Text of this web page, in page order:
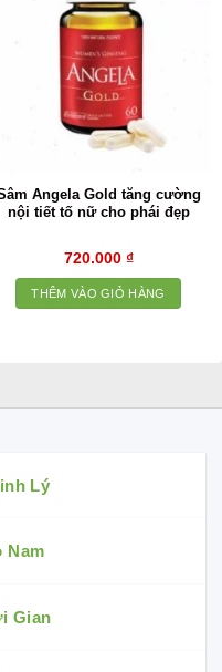
Angela Gold tăng cường
nội tiết tố nữ cho phái đẹp
720.000 ₫
THÊM VÀO GIỎ HÀNG
Lý
Nam
Gian